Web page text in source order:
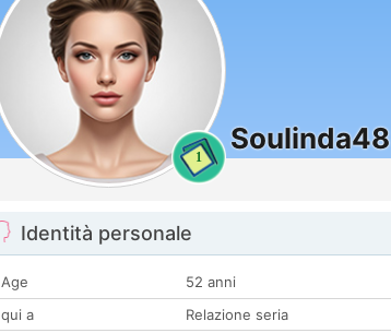
1
Soulinda48
Identità personale
Age
52 anni
qui a
Relazione seria